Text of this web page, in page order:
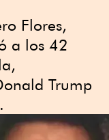
Flores,
a los 42
Trump